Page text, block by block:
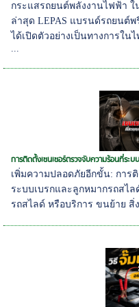
กระแสรถยนต์พลังงานไฟฟ้า ใ
ล่าสุด LEPAS แบรนด์รถยนต์พ
ได้เปิดตัวอย่างเป็นทางการใน
...
การติดตั้งเซนเซอร์ตรวจจับความร้อนที่ระ
เพิ่มความปลอดภัยอีกขั้น: การ
ระบบเบรกและลูกหมากรถสไ
รถสไลด์ หรือบริการ ขนย้าย